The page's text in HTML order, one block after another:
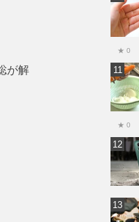
が解
★ 0
★ 0